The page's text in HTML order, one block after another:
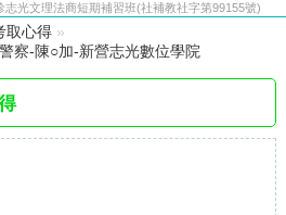
光文理法商短期補習班(社補教社字第99155號)
取心得 »
察-陳○加-新營志光數位學院